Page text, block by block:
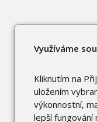
Využíváme
Kliknutím na
uložením
výkonnostní,
lepší fungování